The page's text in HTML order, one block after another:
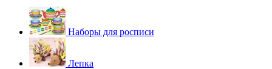
Наборы для росписи
Лепка